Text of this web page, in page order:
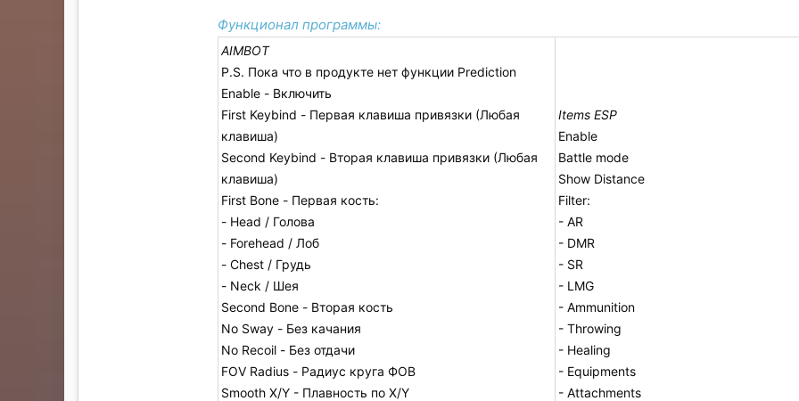
Функционал программы:
AIMBOT
P.S. Пока что в продукте нет функции Prediction
Enable - Включить
First Keybind - Первая клавиша привязки (Любая
клавиша)
Second Keybind - Вторая клавиша привязки (Любая
клавиша)
First Bone - Первая кость:
- Head / Голова
- Forehead / Лоб
- Chest / Грудь
- Neck / Шея
Second Bone - Вторая кость
No Sway - Без качания
No Recoil - Без отдачи
FOV Radius - Радиус круга ФОВ
Smooth X/Y - Плавность по X/Y
Items ESP
Enable
Battle mode
Show Distance
Filter:
- AR
- DMR
- SR
- LMG
- Ammunition
- Throwing
- Healing
- Equipments
- Attachments